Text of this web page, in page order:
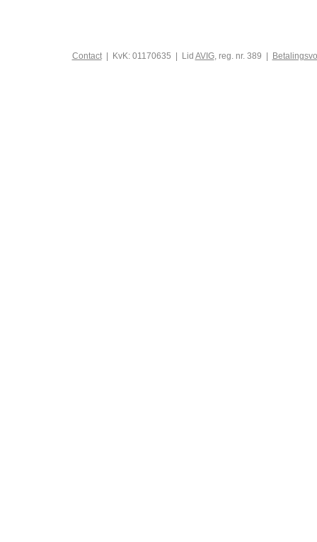
Contact| KvK: 01170635 | Lid AVIG, reg. nr. 389 |